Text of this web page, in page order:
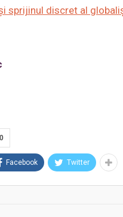
sprijinul discret al
0
Facebook Twitter